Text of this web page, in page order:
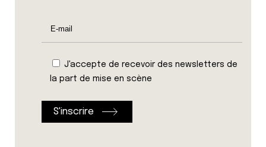
J'accepte de recevoir des newsletters de
la part de mise en scène